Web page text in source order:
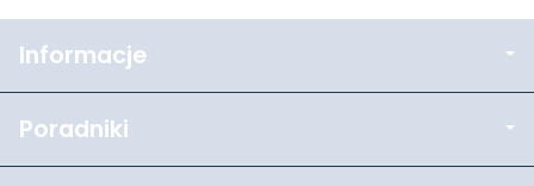
Informacje
Poradniki